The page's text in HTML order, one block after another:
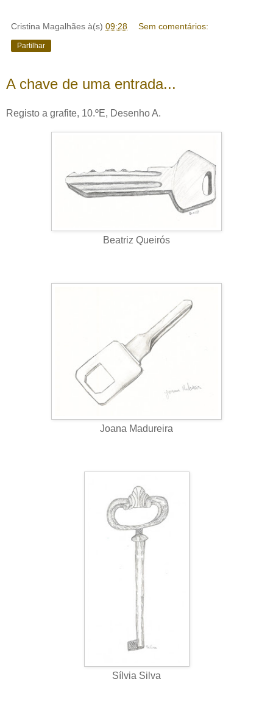
Cristina Magalhães à(s) 09:28 Sem comentários:
Partilhar
A chave de uma entrada...
Registo a grafite, 10.ºE, Desenho A.
Beatriz Queirós
Joana Madureira
Sílvia Silva